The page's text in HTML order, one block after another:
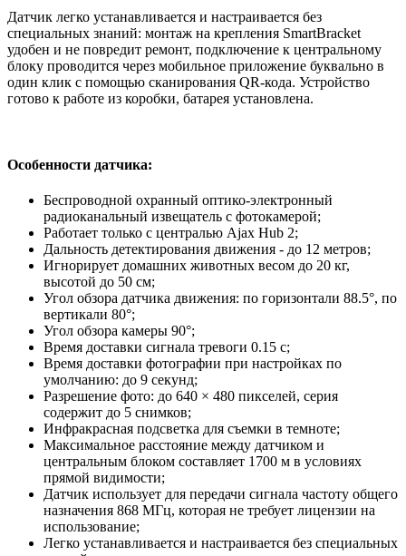
Датчик легко устанавливается и настраивается без
специальных знаний: монтаж на крепления SmartBracket
удобен и не повредит ремонт, подключение к центральному
блоку проводится через мобильное приложение буквально в
один клик с помощью сканирования QR-кода. Устройство
готово к работе из коробки, батарея установлена.
Особенности датчика:
Беспроводной охранный оптико-электронный
радиоканальный извещатель с фотокамерой;
Работает только с централью Ajax Hub 2;
Дальность детектирования движения - до 12 метров;
Игнорирует домашних животных весом до 20 кг,
высотой до 50 см;
Угол обзора датчика движения: по горизонтали 88.5°, по
вертикали 80°;
Угол обзора камеры 90°;
Время доставки сигнала тревоги 0.15 с;
Время доставки фотографии при настройках по
умолчанию: до 9 секунд;
Разрешение фото: до 640 × 480 пикселей, серия
содержит до 5 снимков;
Инфракрасная подсветка для съемки в темноте;
Максимальное расстояние между датчиком и
центральным блоком составляет 1700 м в условиях
прямой видимости;
Датчик использует для передачи сигнала частоту общего
назначения 868 МГц, которая не требует лицензии на
использование;
Легко устанавливается и настраивается без специальных